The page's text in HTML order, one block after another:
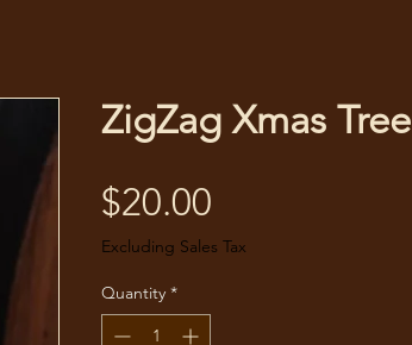
ZigZag Xmas Tree
$20.00
Excluding Sales Tax
Quantity *